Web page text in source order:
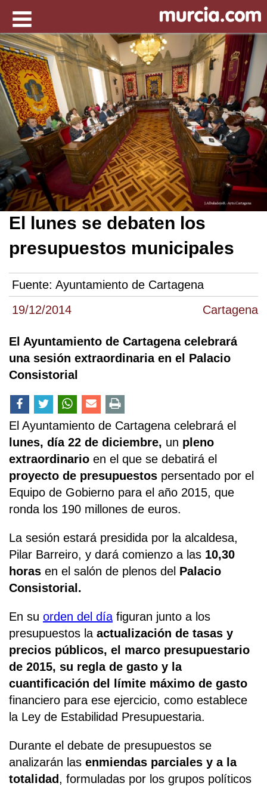
19/12/2014 Cartagena
El lunes se debaten los
presupuestos municipales
Fuente: Ayuntamiento de Cartagena
El Ayuntamiento de Cartagena celebrará
una sesión extraordinaria en el Palacio
Consistorial
El Ayuntamiento de Cartagena celebrará el
lunes, día 22 de diciembre, un pleno
extraordinario en el que se debatirá el
proyecto de presupuestos persentado por el
Equipo de Gobierno para el año 2015, que
ronda los 190 millones de euros.
La sesión estará presidida por la alcaldesa,
Pilar Barreiro, y dará comienzo a las 10,30
horas en el salón de plenos del Palacio
Consistorial.
En su orden del día figuran junto a los
presupuestos la actualización de tasas y
precios públicos, el marco presupuestario
de 2015, su regla de gasto y la
cuantificación del límite máximo de gasto
financiero para ese ejercicio, como establece
la Ley de Estabilidad Presupuestaria.
Durante el debate de presupuestos se
analizarán las enmiendas parciales y a la
totalidad, formuladas por los grupos políticos